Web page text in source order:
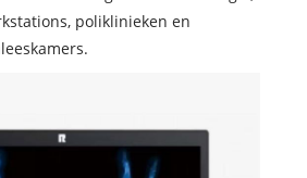
poliklinieken en